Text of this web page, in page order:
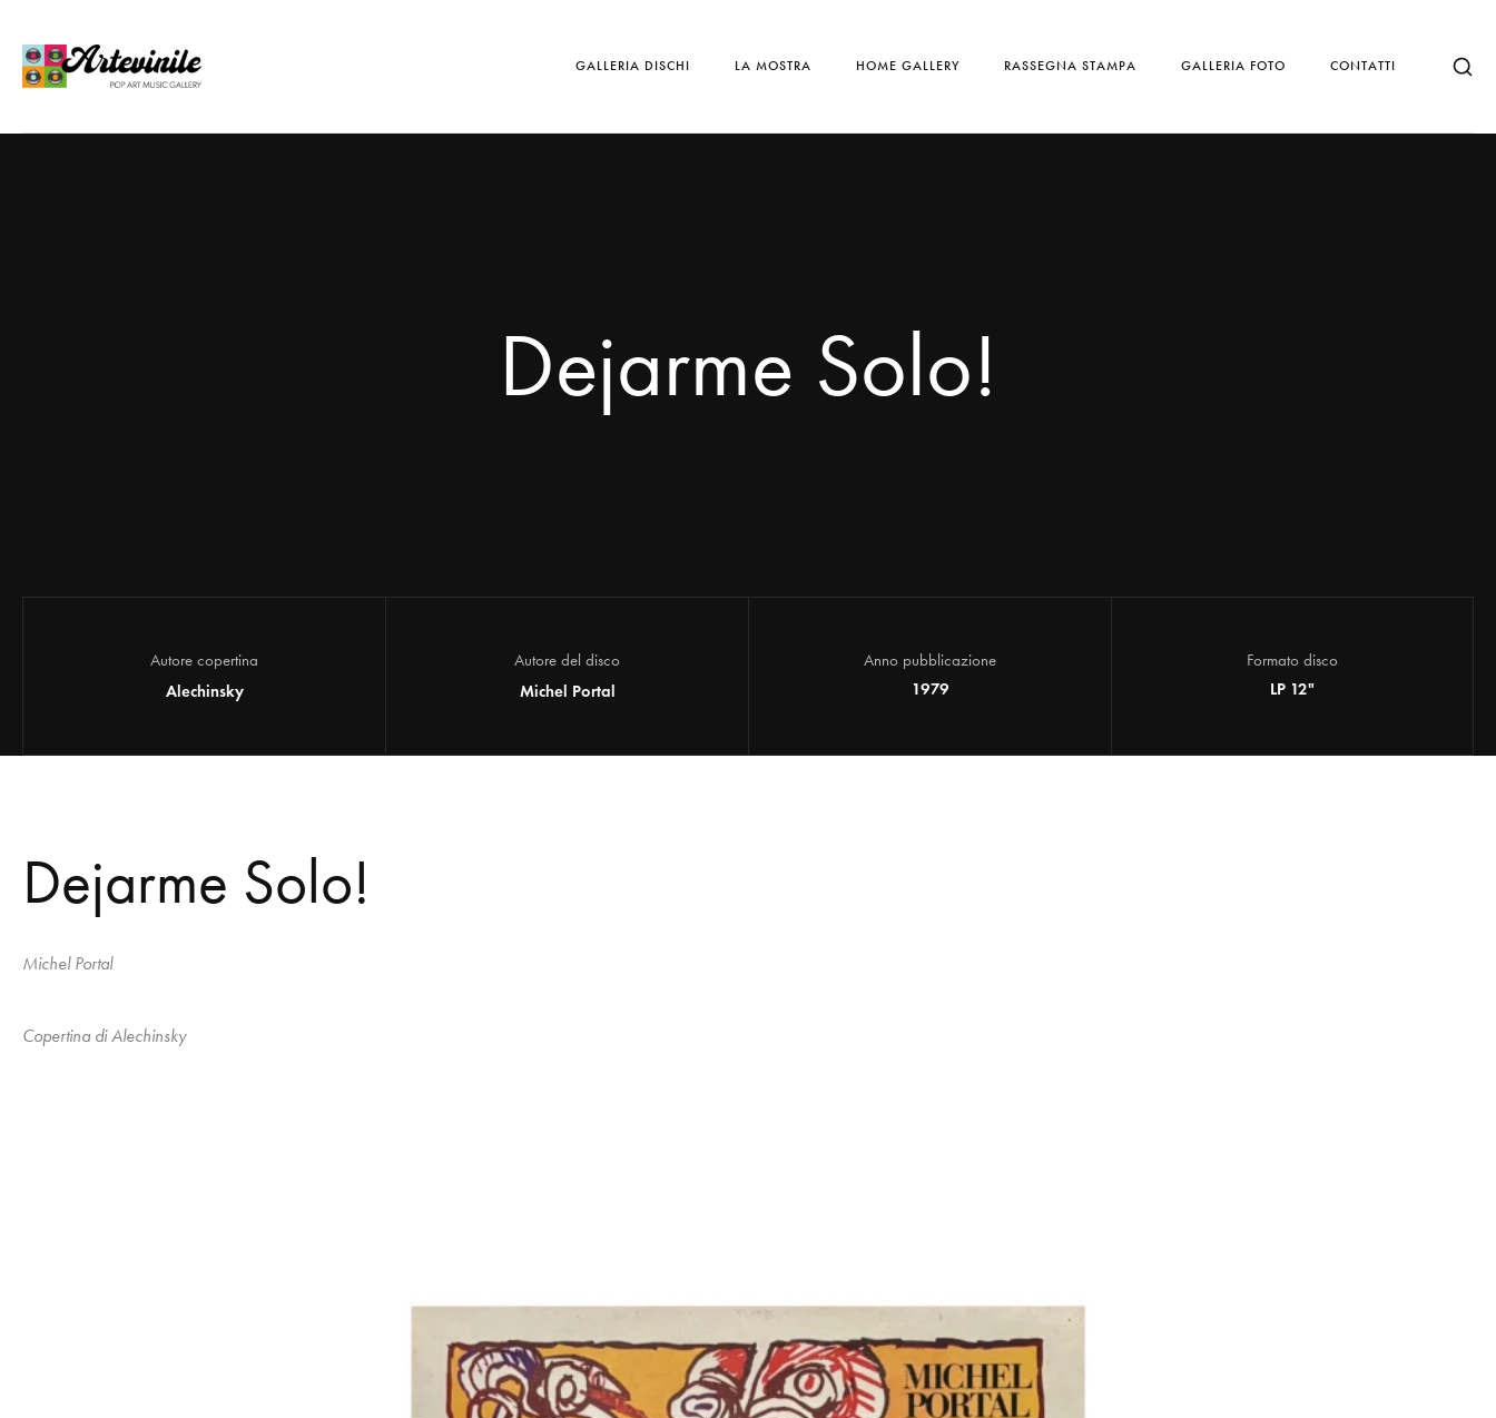
GALLERIA DISCHI LA MOSTRA HOME GALLERY RASSEGNA STAMPA GALLERIA FOTO CONTATTI
Dejarme Solo!
Autore copertina
Alechinsky
Autore del disco
Michel Portal
Anno pubblicazione
1979
Formato disco
LP 12"
Dejarme Solo!
Michel Portal
Copertina di Alechinsky